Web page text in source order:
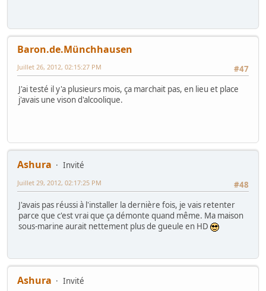
Baron.de.Münchhausen
#47
Juillet 26, 2012, 02:15:27 PM
J'ai testé il y'a plusieurs mois, ça marchait pas, en lieu et place
j'avais une vison d'alcoolique.
Ashura
Invité
#48
Juillet 29, 2012, 02:17:25 PM
J'avais pas réussi à l'installer la dernière fois, je vais retenter
parce que c'est vrai que ça démonte quand même. Ma maison
sous-marine aurait nettement plus de gueule en HD
Ashura
Invité